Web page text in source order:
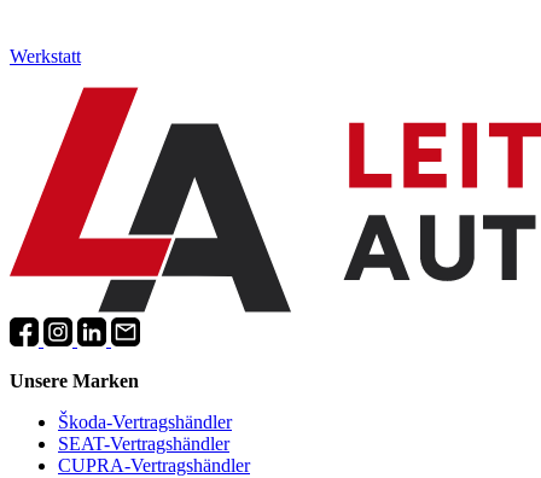
Werkstatt
Unsere Marken
Škoda-Vertragshändler
SEAT-Vertragshändler
CUPRA-Vertragshändler